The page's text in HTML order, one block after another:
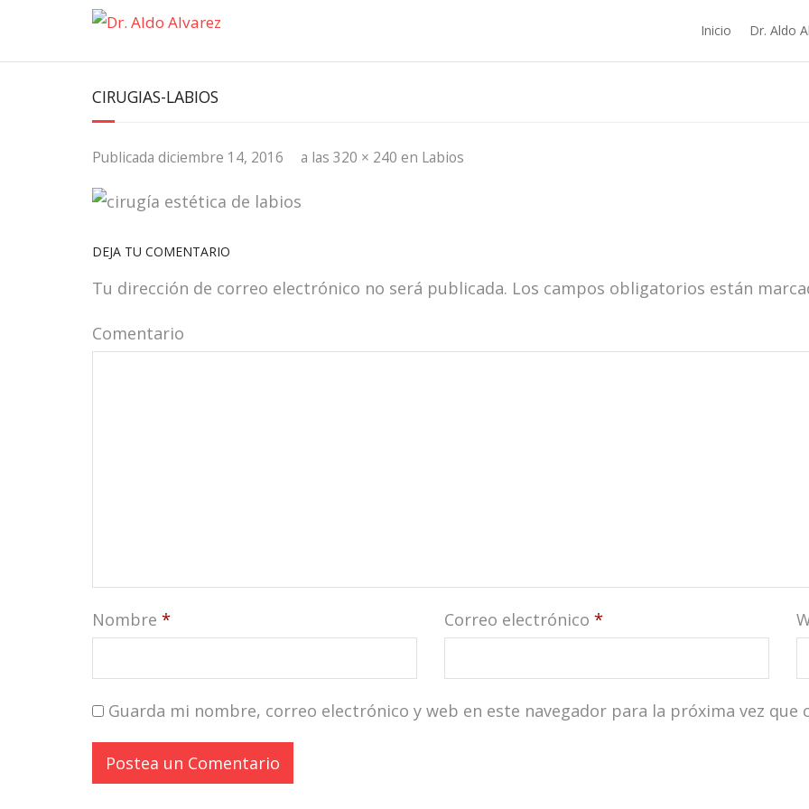
contenido
Inicio Dr. Aldo
CIRUGIAS-LABIOS
Publicada diciembre 14, 2016 a las 320 × 240 en Labios
DEJA TU COMENTARIO
Tu dirección de correo electrónico no será publicada. Los campos obligatorios están
Comentario
Nombre * Correo electrónico *
Guarda mi nombre, correo electrónico y web en este navegador para la próxima vez que